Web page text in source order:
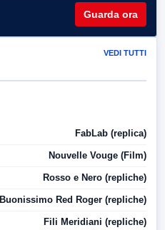
Guarda ora
VEDI TUTTI
FabLab (replica)
Nouvelle Vouge (Film)
Rosso e Nero (repliche)
Buonissimo Red Roger (repliche)
Fili Meridiani (repliche)